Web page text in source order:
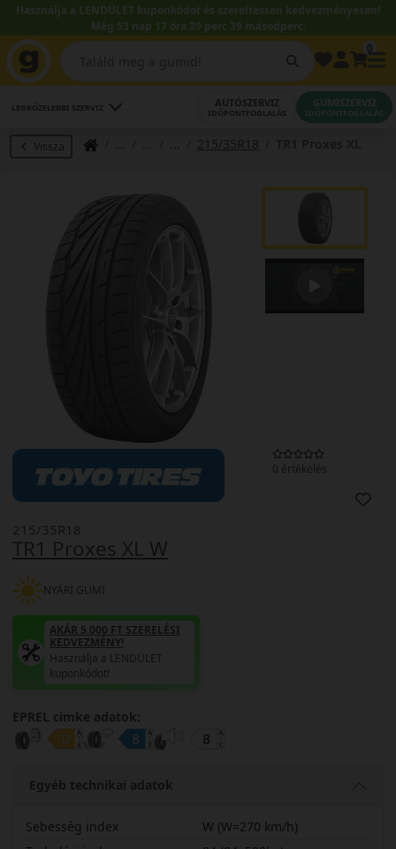
Használja a LENDÜLET kuponkódot és szereltessen kedvezményesen!
Még 53 nap 17 óra 39 perc 38 másodperc.
LEGKÖZELEBBI SZERVIZ AUTÓSZERVIZ
IDŐPONTFOGLALÁS
GUMISZERVIZ
IDŐPONTFOGLALÁS
Vissza 215/35R18
0 értékelés
TR1 Proxes XL W
215/35R18
NYÁRI GUMI
AKÁR 5.000 FT SZERELÉSI
KEDVEZMÉNY!
Használja a LENDÜLET
kuponkódot!
EPREL cimke adatok:
Egyéb technikai adatok
Sebesség index
W (W=270 km/h)